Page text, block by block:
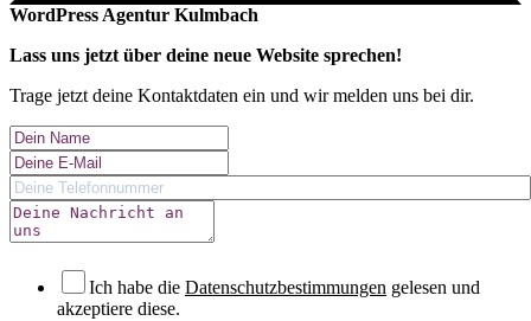
WordPress Agentur Kulmbach
Lass uns jetzt über deine neue Website sprechen!
Trage jetzt deine Kontaktdaten ein und wir melden uns bei dir.
Ich habe die Datenschutzbestimmungen gelesen und
akzeptiere diese.